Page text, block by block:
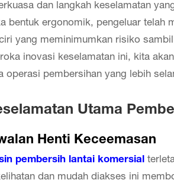
dan langkah keselamatan
bentuk ergonomik, pengeluar telah
yang meminimumkan risiko
inovasi keselamatan ini, kita
operasi pembersihan yang lebih
Utama
Henti Keceemasan
pembersih lantai komersial
dan mudah diakses ini